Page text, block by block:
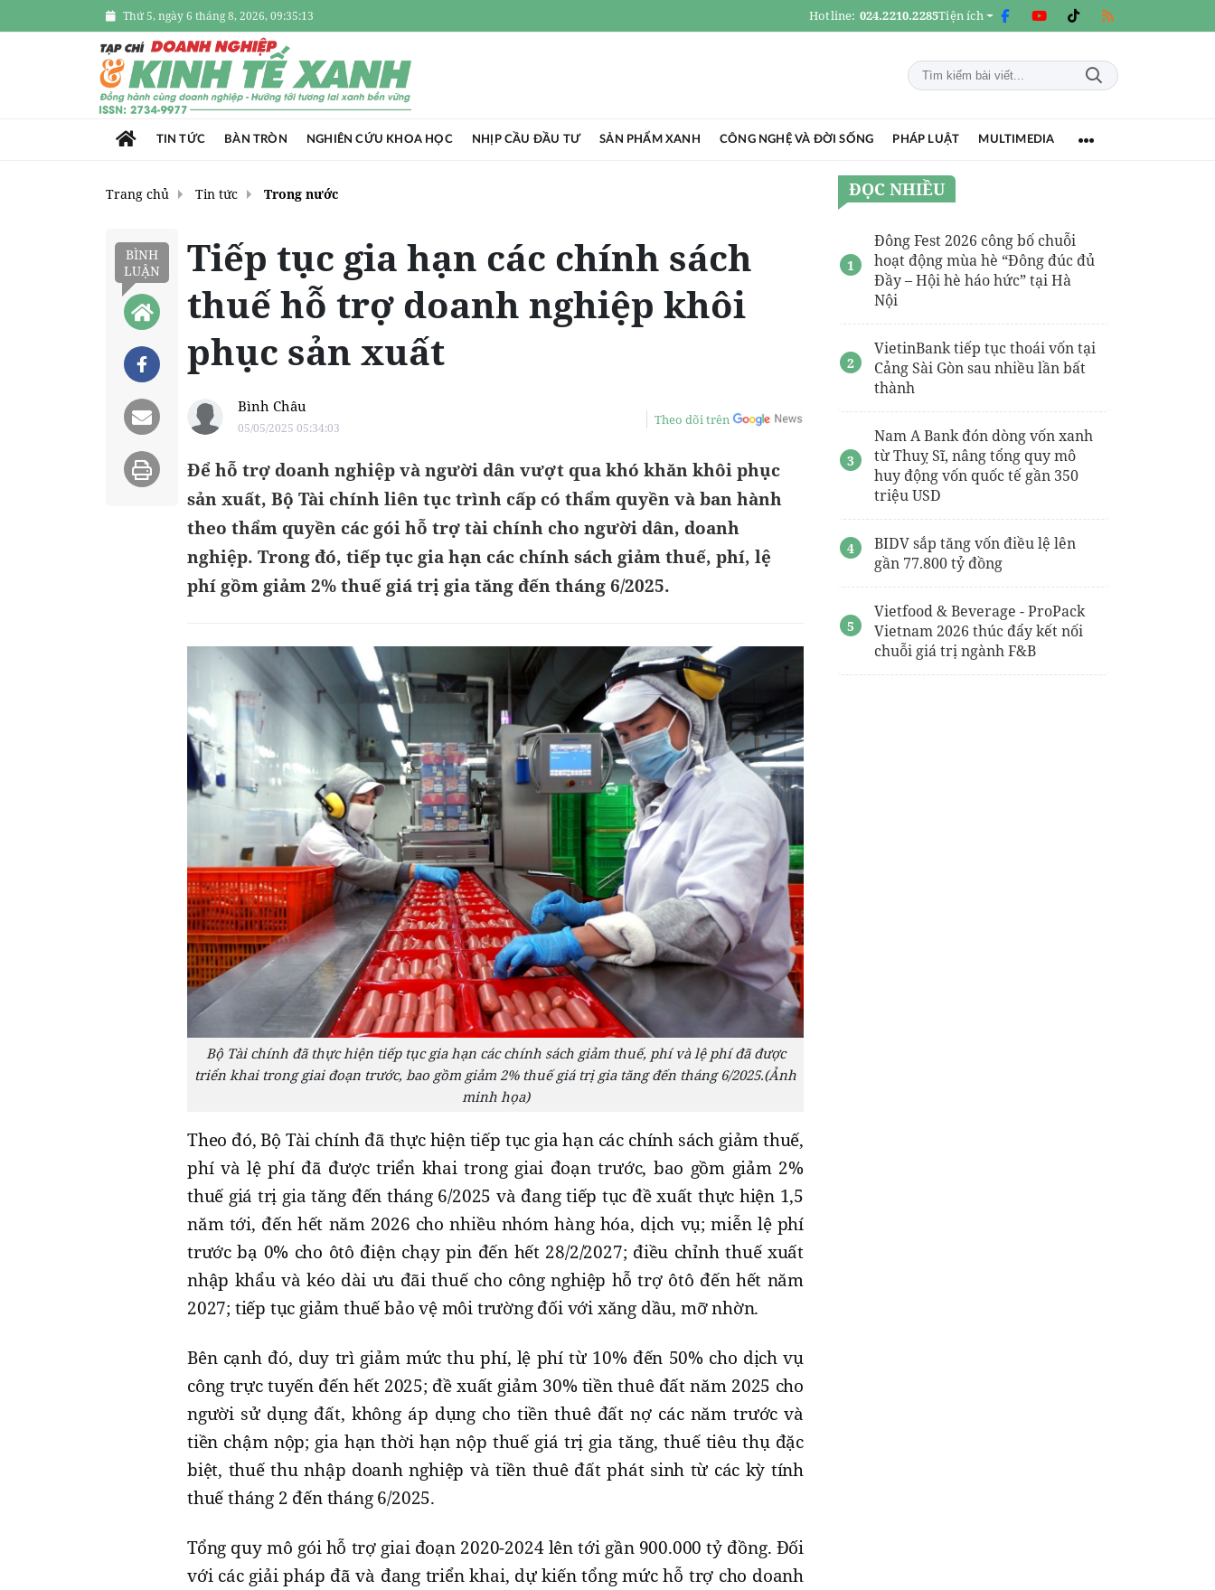
Thứ 5, ngày 6 tháng 8, 2026, 09:35:15 Hotline: 024.2210.2285Tiện ích
TIN TỨC BÀN TRÒN NGHIÊN CỨU KHOA HỌC NHỊP CẦU ĐẦU TƯ SẢN PHẨM XANH CÔNG NGHỆ VÀ ĐỜI SỐNG PHÁP LUẬT MULTIMEDIA
Trang chủ Tin tức Trong nước
BÌNH
LUẬN
Tiếp tục gia hạn các chính sách
thuế hỗ trợ doanh nghiệp khôi
phục sản xuất
Bình Châu
05/05/2025 05:34:03
Theo dõi trên
Để hỗ trợ doanh nghiệp và người dân vượt qua khó khăn khôi phục
sản xuất, Bộ Tài chính liên tục trình cấp có thẩm quyền và ban hành
theo thẩm quyền các gói hỗ trợ tài chính cho người dân, doanh
nghiệp. Trong đó, tiếp tục gia hạn các chính sách giảm thuế, phí, lệ
phí gồm giảm 2% thuế giá trị gia tăng đến tháng 6/2025.
Bộ Tài chính đã thực hiện tiếp tục gia hạn các chính sách giảm thuế, phí và lệ phí đã được
triển khai trong giai đoạn trước, bao gồm giảm 2% thuế giá trị gia tăng đến tháng 6/2025.(Ảnh
minh họa)
Theo đó, Bộ Tài chính đã thực hiện tiếp tục gia hạn các chính sách giảm thuế,
phí và lệ phí đã được triển khai trong giai đoạn trước, bao gồm giảm 2%
thuế giá trị gia tăng đến tháng 6/2025 và đang tiếp tục đề xuất thực hiện 1,5
năm tới, đến hết năm 2026 cho nhiều nhóm hàng hóa, dịch vụ; miễn lệ phí
trước bạ 0% cho ôtô điện chạy pin đến hết 28/2/2027; điều chỉnh thuế xuất
nhập khẩu và kéo dài ưu đãi thuế cho công nghiệp hỗ trợ ôtô đến hết năm
2027; tiếp tục giảm thuế bảo vệ môi trường đối với xăng dầu, mỡ nhờn.
Bên cạnh đó, duy trì giảm mức thu phí, lệ phí từ 10% đến 50% cho dịch vụ
công trực tuyến đến hết 2025; đề xuất giảm 30% tiền thuê đất năm 2025 cho
người sử dụng đất, không áp dụng cho tiền thuê đất nợ các năm trước và
tiền chậm nộp; gia hạn thời hạn nộp thuế giá trị gia tăng, thuế tiêu thụ đặc
biệt, thuế thu nhập doanh nghiệp và tiền thuê đất phát sinh từ các kỳ tính
thuế tháng 2 đến tháng 6/2025.
Tổng quy mô gói hỗ trợ giai đoạn 2020-2024 lên tới gần 900.000 tỷ đồng. Đối
với các giải pháp đã và đang triển khai, dự kiến tổng mức hỗ trợ cho doanh
ĐỌC NHIỀU
Đông Fest 2026 công bố chuỗi
hoạt động mùa hè “Đông đúc đủ
Đầy – Hội hè háo hức” tại Hà
Nội
VietinBank tiếp tục thoái vốn tại
Cảng Sài Gòn sau nhiều lần bất
thành
Nam A Bank đón dòng vốn xanh
từ Thuỵ Sĩ, nâng tổng quy mô
huy động vốn quốc tế gần 350
triệu USD
BIDV sắp tăng vốn điều lệ lên
gần 77.800 tỷ đồng
Vietfood & Beverage - ProPack
Vietnam 2026 thúc đẩy kết nối
chuỗi giá trị ngành F&B